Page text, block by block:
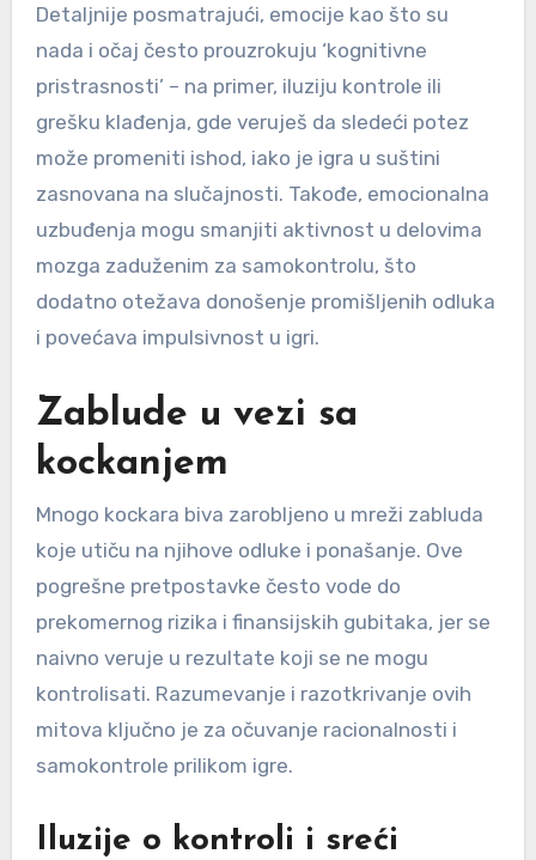
Detaljnije posmatrajući, emocije kao što su
nada i očaj često prouzrokuju ‘kognitivne
pristrasnosti’ – na primer, iluziju kontrole ili
grešku klađenja, gde veruješ da sledeći potez
može promeniti ishod, iako je igra u suštini
zasnovana na slučajnosti. Takođe, emocionalna
uzbuđenja mogu smanjiti aktivnost u delovima
mozga zaduženim za samokontrolu, što
dodatno otežava donošenje promišljenih odluka
i povećava impulsivnost u igri.
Zablude u vezi sa
kockanjem
Mnogo kockara biva zarobljeno u mreži zabluda
koje utiču na njihove odluke i ponašanje. Ove
pogrešne pretpostavke često vode do
prekomernog rizika i finansijskih gubitaka, jer se
naivno veruje u rezultate koji se ne mogu
kontrolisati. Razumevanje i razotkrivanje ovih
mitova ključno je za očuvanje racionalnosti i
samokontrole prilikom igre.
Iluzije o kontroli i sreći